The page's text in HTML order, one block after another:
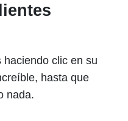
haciendo clic en su
hasta que
nada.